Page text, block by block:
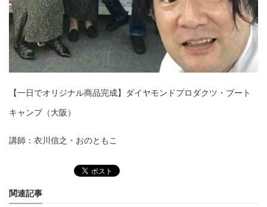
【一日でオリジナル商品完成】ダイヤモンドプロ ダクツ・ブート
キャンプ（大阪）
講師：衣川信之・おのともこ
関連記事